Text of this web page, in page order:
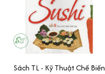
Sách TL - Kỹ Thuật Chế Biến